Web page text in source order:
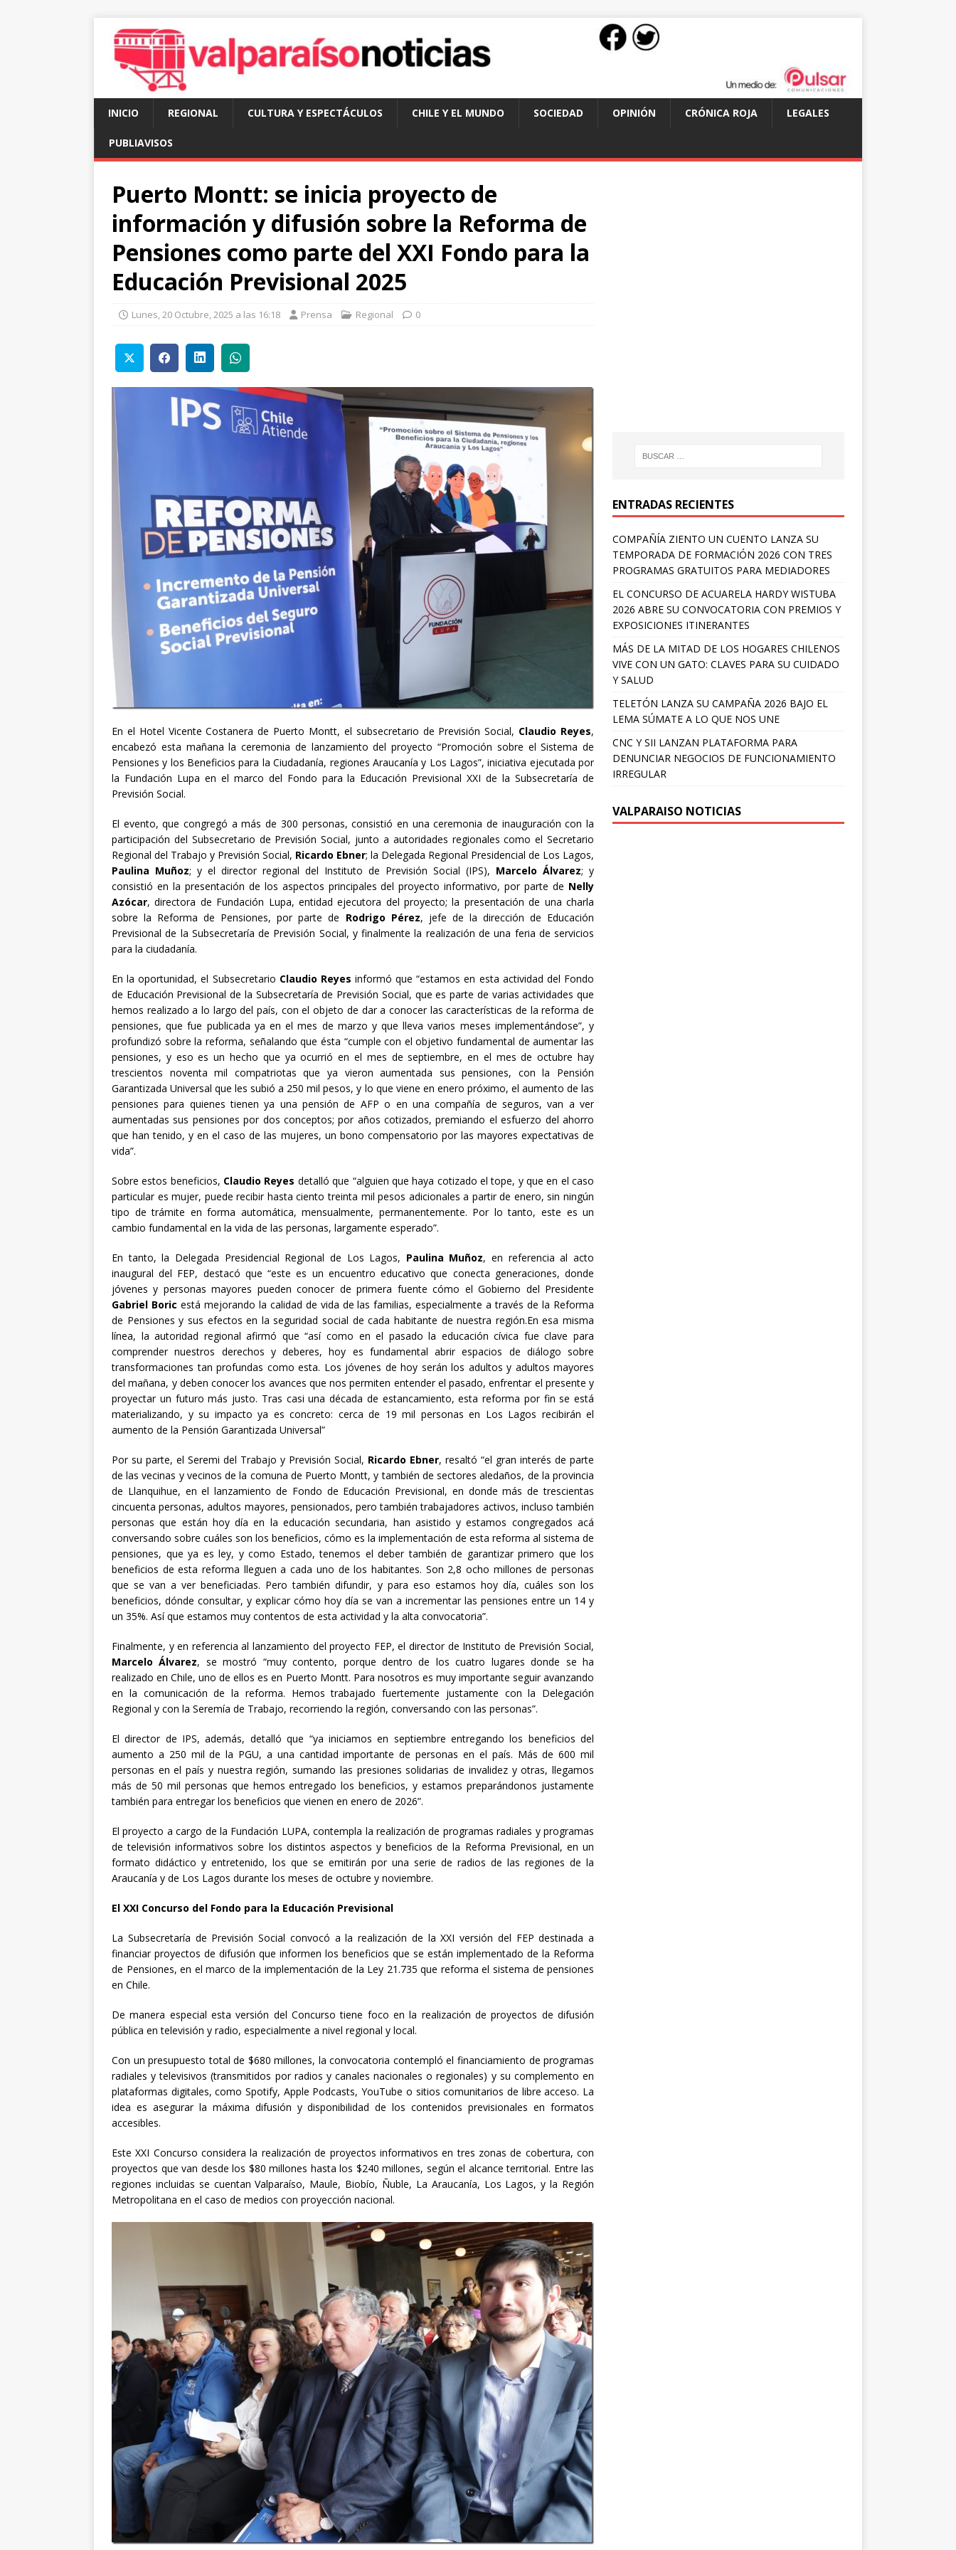
INICIO REGIONAL CULTURA Y ESPECTÁCULOS CHILE Y EL MUNDO SOCIEDAD OPINIÓN CRÓNICA ROJA LEGALES
PUBLIAVISOS
Puerto Montt: se inicia proyecto de
información y difusión sobre la Reforma de
Pensiones como parte del XXI Fondo para la
Educación Previsional 2025
Lunes, 20 Octubre, 2025 a las 16:18 Prensa Regional 0
En el Hotel Vicente Costanera de Puerto Montt, el subsecretario de Previsión Social, Claudio Reyes,
encabezó esta mañana la ceremonia de lanzamiento del proyecto “Promoción sobre el Sistema de
Pensiones y los Beneficios para la Ciudadanía, regiones Araucanía y Los Lagos”, iniciativa ejecutada por
la Fundación Lupa en el marco del Fondo para la Educación Previsional XXI de la Subsecretaría de
Previsión Social.
El evento, que congregó a más de 300 personas, consistió en una ceremonia de inauguración con la
participación del Subsecretario de Previsión Social, junto a autoridades regionales como el Secretario
Regional del Trabajo y Previsión Social, Ricardo Ebner; la Delegada Regional Presidencial de Los Lagos,
Paulina Muñoz; y el director regional del Instituto de Previsión Social (IPS), Marcelo Álvarez; y
consistió en la presentación de los aspectos principales del proyecto informativo, por parte de Nelly
Azócar, directora de Fundación Lupa, entidad ejecutora del proyecto; la presentación de una charla
sobre la Reforma de Pensiones, por parte de Rodrigo Pérez, jefe de la dirección de Educación
Previsional de la Subsecretaría de Previsión Social, y finalmente la realización de una feria de servicios
para la ciudadanía.
En la oportunidad, el Subsecretario Claudio Reyes informó que “estamos en esta actividad del Fondo
de Educación Previsional de la Subsecretaría de Previsión Social, que es parte de varias actividades que
hemos realizado a lo largo del país, con el objeto de dar a conocer las características de la reforma de
pensiones, que fue publicada ya en el mes de marzo y que lleva varios meses implementándose”, y
profundizó sobre la reforma, señalando que ésta “cumple con el objetivo fundamental de aumentar las
pensiones, y eso es un hecho que ya ocurrió en el mes de septiembre, en el mes de octubre hay
trescientos noventa mil compatriotas que ya vieron aumentada sus pensiones, con la Pensión
Garantizada Universal que les subió a 250 mil pesos, y lo que viene en enero próximo, el aumento de las
pensiones para quienes tienen ya una pensión de AFP o en una compañía de seguros, van a ver
aumentadas sus pensiones por dos conceptos; por años cotizados, premiando el esfuerzo del ahorro
que han tenido, y en el caso de las mujeres, un bono compensatorio por las mayores expectativas de
vida”.
Sobre estos beneficios, Claudio Reyes detalló que “alguien que haya cotizado el tope, y que en el caso
particular es mujer, puede recibir hasta ciento treinta mil pesos adicionales a partir de enero, sin ningún
tipo de trámite en forma automática, mensualmente, permanentemente. Por lo tanto, este es un
cambio fundamental en la vida de las personas, largamente esperado”.
En tanto, la Delegada Presidencial Regional de Los Lagos, Paulina Muñoz, en referencia al acto
inaugural del FEP, destacó que “este es un encuentro educativo que conecta generaciones, donde
jóvenes y personas mayores pueden conocer de primera fuente cómo el Gobierno del Presidente
Gabriel Boric está mejorando la calidad de vida de las familias, especialmente a través de la Reforma
de Pensiones y sus efectos en la seguridad social de cada habitante de nuestra región.En esa misma
línea, la autoridad regional afirmó que “así como en el pasado la educación cívica fue clave para
comprender nuestros derechos y deberes, hoy es fundamental abrir espacios de diálogo sobre
transformaciones tan profundas como esta. Los jóvenes de hoy serán los adultos y adultos mayores
del mañana, y deben conocer los avances que nos permiten entender el pasado, enfrentar el presente y
proyectar un futuro más justo. Tras casi una década de estancamiento, esta reforma por fin se está
materializando, y su impacto ya es concreto: cerca de 19 mil personas en Los Lagos recibirán el
aumento de la Pensión Garantizada Universal”
Por su parte, el Seremi del Trabajo y Previsión Social, Ricardo Ebner, resaltó “el gran interés de parte
de las vecinas y vecinos de la comuna de Puerto Montt, y también de sectores aledaños, de la provincia
de Llanquihue, en el lanzamiento de Fondo de Educación Previsional, en donde más de trescientas
cincuenta personas, adultos mayores, pensionados, pero también trabajadores activos, incluso también
personas que están hoy día en la educación secundaria, han asistido y estamos congregados acá
conversando sobre cuáles son los beneficios, cómo es la implementación de esta reforma al sistema de
pensiones, que ya es ley, y como Estado, tenemos el deber también de garantizar primero que los
beneficios de esta reforma lleguen a cada uno de los habitantes. Son 2,8 ocho millones de personas
que se van a ver beneficiadas. Pero también difundir, y para eso estamos hoy día, cuáles son los
beneficios, dónde consultar, y explicar cómo hoy día se van a incrementar las pensiones entre un 14 y
un 35%. Así que estamos muy contentos de esta actividad y la alta convocatoria”.
Finalmente, y en referencia al lanzamiento del proyecto FEP, el director de Instituto de Previsión Social,
Marcelo Álvarez, se mostró “muy contento, porque dentro de los cuatro lugares donde se ha
realizado en Chile, uno de ellos es en Puerto Montt. Para nosotros es muy importante seguir avanzando
en la comunicación de la reforma. Hemos trabajado fuertemente justamente con la Delegación
Regional y con la Seremía de Trabajo, recorriendo la región, conversando con las personas”.
El director de IPS, además, detalló que “ya iniciamos en septiembre entregando los beneficios del
aumento a 250 mil de la PGU, a una cantidad importante de personas en el país. Más de 600 mil
personas en el país y nuestra región, sumando las presiones solidarias de invalidez y otras, llegamos
más de 50 mil personas que hemos entregado los beneficios, y estamos preparándonos justamente
también para entregar los beneficios que vienen en enero de 2026”.
El proyecto a cargo de la Fundación LUPA, contempla la realización de programas radiales y programas
de televisión informativos sobre los distintos aspectos y beneficios de la Reforma Previsional, en un
formato didáctico y entretenido, los que se emitirán por una serie de radios de las regiones de la
Araucanía y de Los Lagos durante los meses de octubre y noviembre.
El XXI Concurso del Fondo para la Educación Previsional
La Subsecretaría de Previsión Social convocó a la realización de la XXI versión del FEP destinada a
financiar proyectos de difusión que informen los beneficios que se están implementado de la Reforma
de Pensiones, en el marco de la implementación de la Ley 21.735 que reforma el sistema de pensiones
en Chile.
De manera especial esta versión del Concurso tiene foco en la realización de proyectos de difusión
pública en televisión y radio, especialmente a nivel regional y local.
Con un presupuesto total de $680 millones, la convocatoria contempló el financiamiento de programas
radiales y televisivos (transmitidos por radios y canales nacionales o regionales) y su complemento en
plataformas digitales, como Spotify, Apple Podcasts, YouTube o sitios comunitarios de libre acceso. La
idea es asegurar la máxima difusión y disponibilidad de los contenidos previsionales en formatos
accesibles.
Este XXI Concurso considera la realización de proyectos informativos en tres zonas de cobertura, con
proyectos que van desde los $80 millones hasta los $240 millones, según el alcance territorial. Entre las
regiones incluidas se cuentan Valparaíso, Maule, Biobío, Ñuble, La Araucanía, Los Lagos, y la Región
Metropolitana en el caso de medios con proyección nacional.
ENTRADAS RECIENTES
COMPAÑÍA ZIENTO UN CUENTO LANZA SU
TEMPORADA DE FORMACIÓN 2026 CON TRES
PROGRAMAS GRATUITOS PARA MEDIADORES
EL CONCURSO DE ACUARELA HARDY WISTUBA
2026 ABRE SU CONVOCATORIA CON PREMIOS Y
EXPOSICIONES ITINERANTES
MÁS DE LA MITAD DE LOS HOGARES CHILENOS
VIVE CON UN GATO: CLAVES PARA SU CUIDADO
Y SALUD
TELETÓN LANZA SU CAMPAÑA 2026 BAJO EL
LEMA SÚMATE A LO QUE NOS UNE
CNC Y SII LANZAN PLATAFORMA PARA
DENUNCIAR NEGOCIOS DE FUNCIONAMIENTO
IRREGULAR
VALPARAISO NOTICIAS